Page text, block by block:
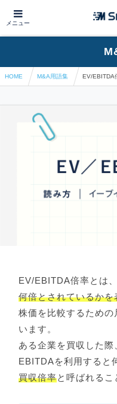
メニュー
HOME M&A用語集 EV/EBITDA
EV/EBITDA倍率とは
何倍とされているかを
株価を比較するため
います。
ある企業を買収した
EBITDAを利用すると
買収倍率と呼ばれるこ